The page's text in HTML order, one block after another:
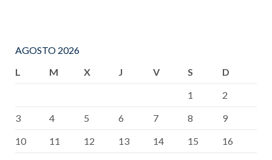
AGOSTO 2026
L
M X J V S
D
1
2
3
4 5 6 7 8
9
10
11 12 13 14 15
16